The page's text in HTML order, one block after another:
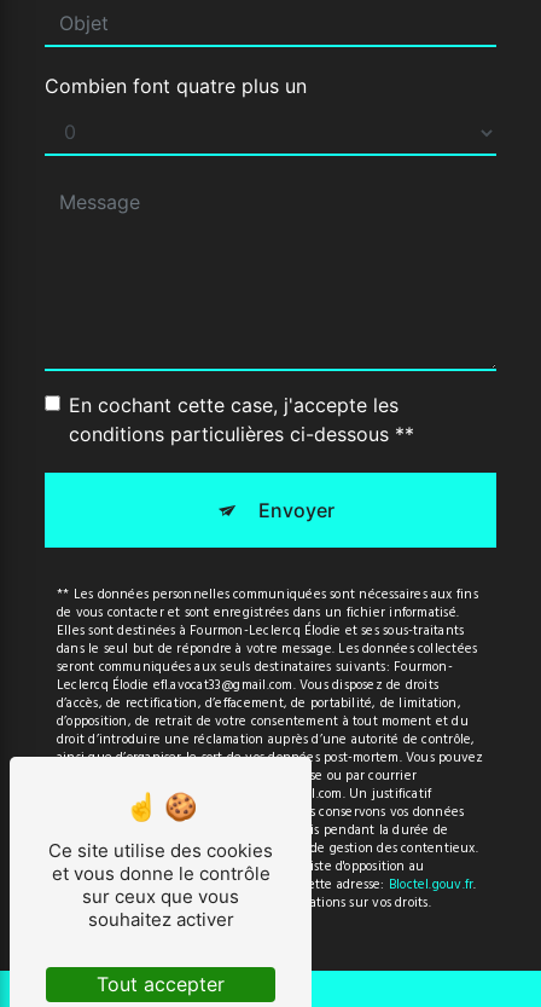
Combien font quatre plus un
En cochant cette case, j'accepte les
conditions particulières ci-dessous **
Envoyer
** Les données personnelles communiquées sont nécessaires aux fins
de vous contacter et sont enregistrées dans un fichier informatisé.
Elles sont destinées à Fourmon-Leclercq Élodie et ses sous-traitants
dans le seul but de répondre à votre message. Les données collectées
seront communiquées aux seuls destinataires suivants: Fourmon-
Leclercq Élodie efl.avocat33@gmail.com. Vous disposez de droits
d’accès, de rectification, d’effacement, de portabilité, de limitation,
d’opposition, de retrait de votre consentement à tout moment et du
droit d’introduire une réclamation auprès d’une autorité de contrôle,
ainsi que d’organiser le sort de vos données post-mortem. Vous pouvez
exercer ces droits par voie postale à l'adresse ou par courrier
électronique à l'adresse efl.avocat33@gmail.com. Un justificatif
d'identité pourra vous être demandé. Nous conservons vos données
pendant la période de prise de contact puis pendant la durée de
prescription légale aux fins probatoires et de gestion des contentieux.
Vous avez le droit de vous inscrire sur la liste d'opposition au
démarchage téléphonique, disponible à cette adresse: Bloctel.gouv.fr.
Consultez le site cnil.fr pour plus d’informations sur vos droits.
Ce site utilise des cookies
et vous donne le contrôle
sur ceux que vous
souhaitez activer
Tout accepter